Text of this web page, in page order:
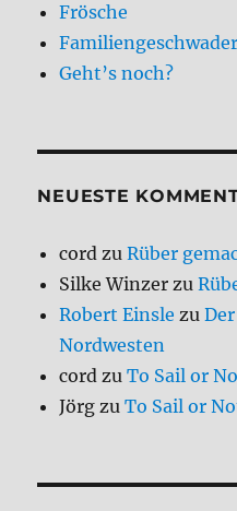
Frösche
Familiengeschwader
Geht’s noch?
NEUESTE
cord zuRüber
Silke Winzer zu
Robert Einsle zu
Nordwesten
cord zuTo Sail or
Jörg zuTo Sail or